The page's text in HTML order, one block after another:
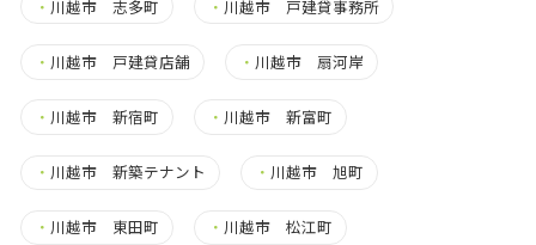
・ 川越市 志多町 ・ 川越市 戸建貸事務所
・ 川越市 戸建貸店舗 ・ 川越市 扇河岸
・ 川越市 新宿町 ・ 川越市 新富町
・ 川越市 新築テナント ・ 川越市 旭町
・ 川越市 東田町 ・ 川越市 松江町